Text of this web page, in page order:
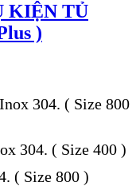
KIỆN TỦ
)
304. ( Size 800
304. ( Size 400 )
( Size 800 )